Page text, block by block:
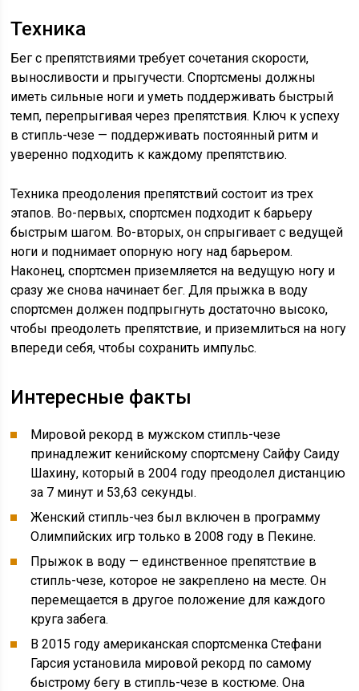
Техника
Бег с препятствиями требует сочетания скорости,
выносливости и прыгучести. Спортсмены должны
иметь сильные ноги и уметь поддерживать быстрый
темп, перепрыгивая через препятствия. Ключ к успеху
в стипль-чезе — поддерживать постоянный ритм и
уверенно подходить к каждому препятствию.
Техника преодоления препятствий состоит из трех
этапов. Во-первых, спортсмен подходит к барьеру
быстрым шагом. Во-вторых, он спрыгивает с ведущей
ноги и поднимает опорную ногу над барьером.
Наконец, спортсмен приземляется на ведущую ногу и
сразу же снова начинает бег. Для прыжка в воду
спортсмен должен подпрыгнуть достаточно высоко,
чтобы преодолеть препятствие, и приземлиться на ногу
впереди себя, чтобы сохранить импульс.
Интересные факты
Мировой рекорд в мужском стипль-чезе
принадлежит кенийскому спортсмену Сайфу Саиду
Шахину, который в 2004 году преодолел дистанцию
за 7 минут и 53,63 секунды.
Женский стипль-чез был включен в программу
Олимпийских игр только в 2008 году в Пекине.
Прыжок в воду — единственное препятствие в
стипль-чезе, которое не закреплено на месте. Он
перемещается в другое положение для каждого
круга забега.
В 2015 году американская спортсменка Стефани
Гарсия установила мировой рекорд по самому
быстрому бегу в стипль-чезе в костюме. Она